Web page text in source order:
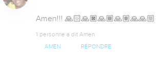
Amen!!! 🙏🏻🙏🏿🙏🏾🙏🏽🙏🙏🏼
1 personne a dit Amen
AMEN RÉPONDRE